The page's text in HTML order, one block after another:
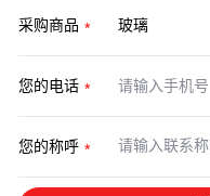
采购商品
您的电话
您的称呼